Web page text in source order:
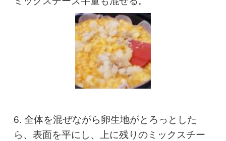
6. 全体を混ぜながら卵生地がとろっとした
ら、表面を平にし、上に残りのミックスチー